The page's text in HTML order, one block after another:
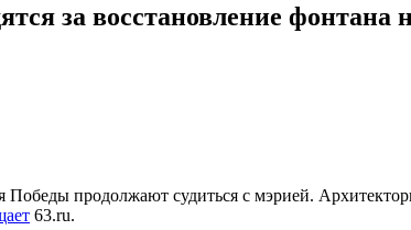
за восстановление
Победы продолжают судиться с мэрией.
63.ru.